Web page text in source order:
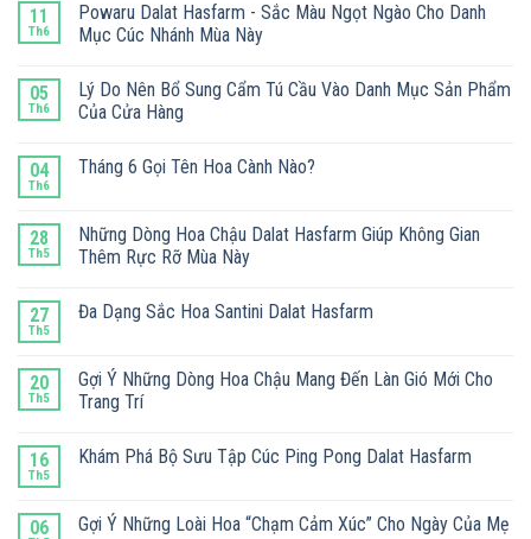
11
Th6
Powaru Dalat Hasfarm - Sắc Màu Ngọt Ngào Cho Danh
Mục Cúc Nhánh Mùa Này
05
Th6
Lý Do Nên Bổ Sung Cẩm Tú Cầu Vào Danh Mục Sản Phẩm
Của Cửa Hàng
04
Th6
Tháng 6 Gọi Tên Hoa Cành Nào?
28
Th5
Những Dòng Hoa Chậu Dalat Hasfarm Giúp Không Gian
Thêm Rực Rỡ Mùa Này
27
Th5
Đa Dạng Sắc Hoa Santini Dalat Hasfarm
20
Th5
Gợi Ý Những Dòng Hoa Chậu Mang Đến Làn Gió Mới Cho
Trang Trí
16
Th5
Khám Phá Bộ Sưu Tập Cúc Ping Pong Dalat Hasfarm
06 Gợi Ý Những Loài Hoa “Chạm Cảm Xúc” Cho Ngày Của Mẹ